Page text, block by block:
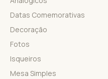
Datas Comemorativas
Decoração
Fotos
Isqueiros
Mesa Simples